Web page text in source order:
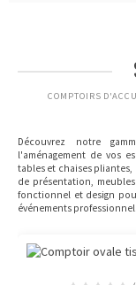
COMPTOIRS
Découvrez notre
l'aménagement de vos
tables et chaises
de présentation,
fonctionnel et design
événements